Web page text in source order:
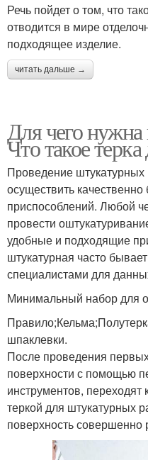
Речь пойдет о том, что
отводится в мире
подходящее изделие.
читать дальше →
Для чего нужна
Что такое
Проведение
осуществить
приспособлений. Любой
провести
удобные и подходящие
штукатурная часто
специалистами для
Минимальный набор для
шпаклевки.
После проведения
поверхности с помощью
инструментов,
теркой для штукатурных
поверхность